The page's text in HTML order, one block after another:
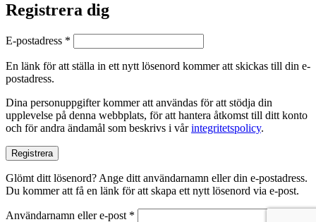
Registrera dig
E-postadress *
En länk för att ställa in ett nytt lösenord kommer att skickas till din e-
postadress.
Dina personuppgifter kommer att användas för att stödja din
upplevelse på denna webbplats, för att hantera åtkomst till ditt konto
och för andra ändamål som beskrivs i vårintegritetspolicy.
Registrera
Glömt ditt lösenord? Ange ditt användarnamn eller din e-postadress.
Du kommer att få en länk för att skapa ett nytt lösenord via e-post.
Användarnamn eller e-post *